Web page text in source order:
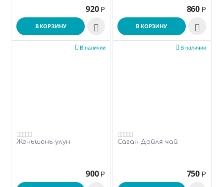
920 Р
В КОРЗИНУ 
860 Р
В КОРЗИНУ 
В наличии

Женьшень улун
900 Р
В наличии

Саган Дайля чай
750 Р